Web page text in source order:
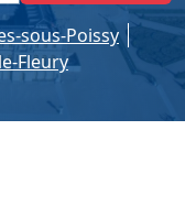
sous-Poissy
Fleury